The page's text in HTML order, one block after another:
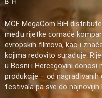
MCF MegaCom BiH
među rijetke domaće
evropskih filmova, kao i
kojima redovito surađuje.
u Bosni i Hercegovini donosi
produkcije – od
festivala pa sve do najnovijih